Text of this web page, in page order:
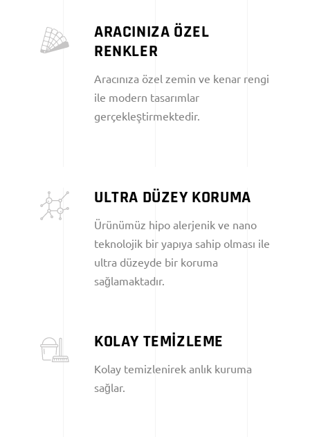
ARACINIZA ÖZEL
RENKLER
Aracınıza özel zemin ve kenar rengi
ile modern tasarımlar
gerçekleştirmektedir.
ULTRA DÜZEY KORUMA
Ürünümüz hipo alerjenik ve nano
teknolojik bir yapıya sahip olması ile
ultra düzeyde bir koruma
sağlamaktadır.
KOLAY TEMİZLEME
Kolay temizlenirek anlık kuruma
sağlar.